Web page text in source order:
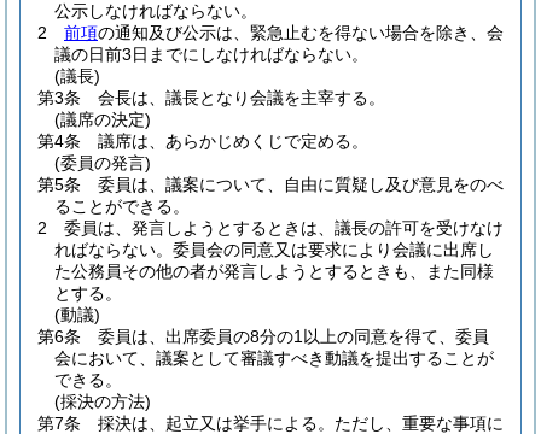
公示しなければならない。
2
前項の通知及び公示は、緊急止むを得ない場合を除き、会
議の日前3日までにしなければならない。
(議長)
第3条
会長は、議長となり会議を主宰する。
(議席の決定)
第4条
議席は、あらかじめくじで定める。
(委員の発言)
第5条
委員は、議案について、自由に質疑し及び意見をのべ
ることができる。
2
委員は、発言しようとするときは、議長の許可を受けなけ
ればならない。 委員会の同意又は要求により会議に出席し
た公務員その他の者が発言しようとするときも、また同様
とする。
(動議)
第6条
委員は、出席委員の8分の1以上の同意を得て、委員
会において、議案として審議すべき動議を提出することが
できる。
(採決の方法)
第7条
採決は、起立又は挙手による。 ただし、重要な事項に